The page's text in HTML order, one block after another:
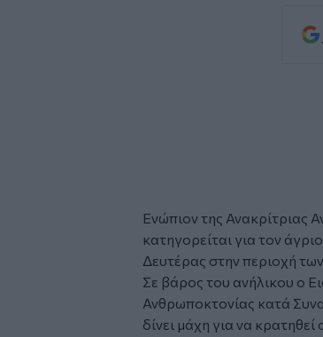
Ενώπιον της Ανακρίτριας
κατηγορείται για τον άγριο
Δευτέρας στην περιοχή των
Σε βάρος του ανήλικου ο
Ανθρωποκτονίας κατά
δίνει μάχη για να